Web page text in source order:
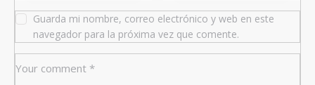
Guarda mi nombre, correo electrónico y web en este
navegador para la próxima vez que comente.